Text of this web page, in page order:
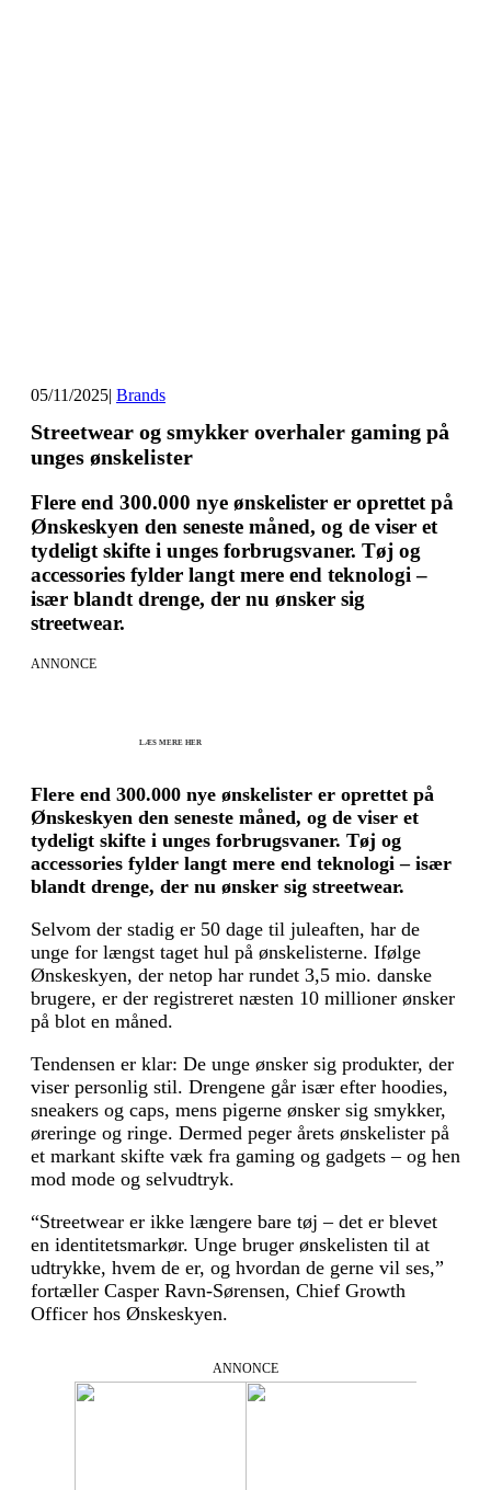
05/11/2025| Brands
Streetwear og smykker overhaler gaming på
unges ønskelister
Flere end 300.000 nye ønskelister er oprettet på
Ønskeskyen den seneste måned, og de viser et
tydeligt skifte i unges forbrugsvaner. Tøj og
accessories fylder langt mere end teknologi –
især blandt drenge, der nu ønsker sig
streetwear.
ANNONCE
LÆS MERE HER
Flere end 300.000 nye ønskelister er oprettet på
Ønskeskyen den seneste måned, og de viser et
tydeligt skifte i unges forbrugsvaner. Tøj og
accessories fylder langt mere end teknologi – især
blandt drenge, der nu ønsker sig streetwear.
Selvom der stadig er 50 dage til juleaften, har de
unge for længst taget hul på ønskelisterne. Ifølge
Ønskeskyen, der netop har rundet 3,5 mio. danske
brugere, er der registreret næsten 10 millioner ønsker
på blot en måned.
Tendensen er klar: De unge ønsker sig produkter, der
viser personlig stil. Drengene går især efter hoodies,
sneakers og caps, mens pigerne ønsker sig smykker,
øreringe og ringe. Dermed peger årets ønskelister på
et markant skifte væk fra gaming og gadgets – og hen
mod mode og selvudtryk.
“Streetwear er ikke længere bare tøj – det er blevet
en identitetsmarkør. Unge bruger ønskelisten til at
udtrykke, hvem de er, og hvordan de gerne vil ses,”
fortæller Casper Ravn-Sørensen, Chief Growth
Officer hos Ønskeskyen.
ANNONCE